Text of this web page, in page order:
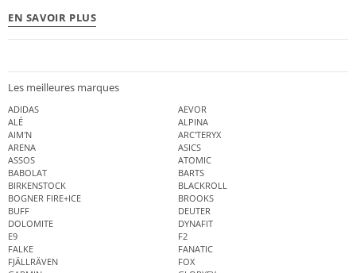
EN SAVOIR PLUS
Les meilleures marques
ADIDAS
AEVOR
ALÉ
ALPINA
AIM'N
ARC'TERYX
ARENA
ASICS
ASSOS
ATOMIC
BABOLAT
BARTS
BIRKENSTOCK
BLACKROLL
BOGNER FIRE+ICE
BROOKS
BUFF
DEUTER
DOLOMITE
DYNAFIT
E9
F2
FALKE
FANATIC
FJÄLLRÄVEN
FOX